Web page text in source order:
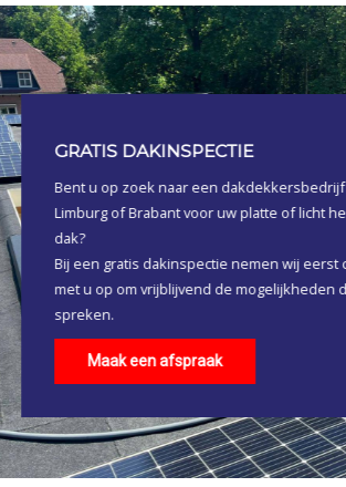
GRATIS DAKINSPECTIE
Bent u op zoek naar een
Limburg of Brabant voor uw platte of licht
dak?
Bij een gratis dakinspectie nemen wij eerst
met u op om vrijblijvend de mogelijkheden
spreken.
Maak een afspraak